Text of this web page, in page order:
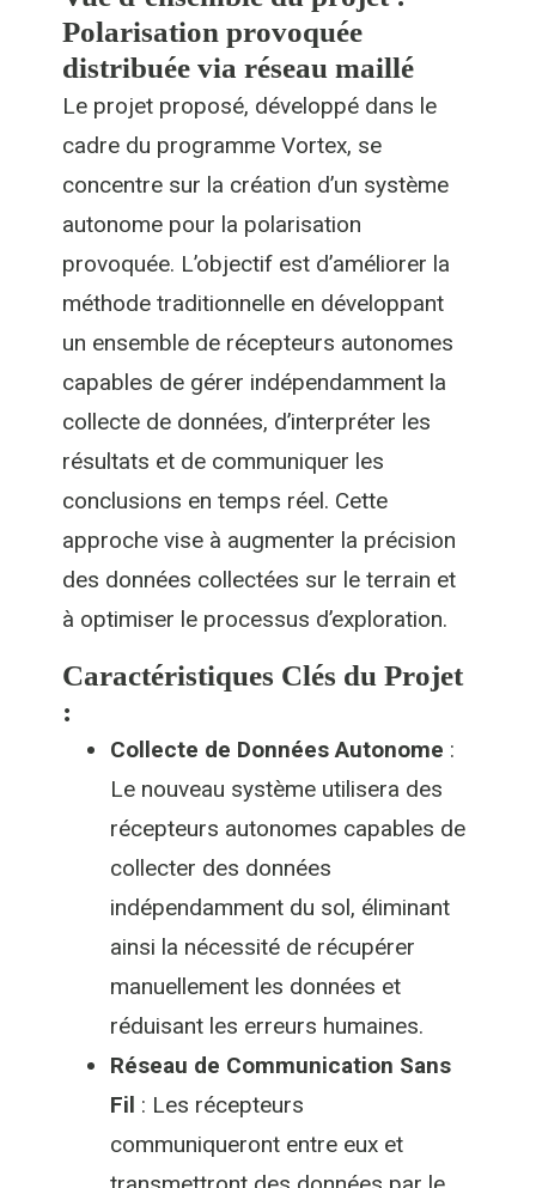
Polarisation provoquée
distribuée via réseau maillé
Le projet proposé, développé dans le
cadre du programme Vortex, se
concentre sur la création d’un système
autonome pour la polarisation
provoquée. L’objectif est d’améliorer la
méthode traditionnelle en développant
un ensemble de récepteurs autonomes
capables de gérer indépendamment la
collecte de données, d’interpréter les
résultats et de communiquer les
conclusions en temps réel. Cette
approche vise à augmenter la précision
des données collectées sur le terrain et
à optimiser le processus d’exploration.
Caractéristiques Clés du Projet
:
Collecte de Données Autonome :
Le nouveau système utilisera des
récepteurs autonomes capables de
collecter des données
indépendamment du sol, éliminant
ainsi la nécessité de récupérer
manuellement les données et
réduisant les erreurs humaines.
Réseau de Communication Sans
Fil : Les récepteurs
communiqueront entre eux et